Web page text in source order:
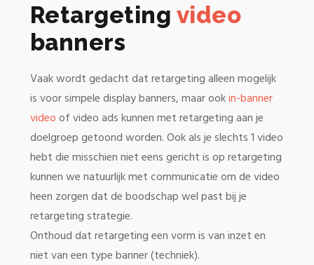
Retargeting video
banners
Vaak wordt gedacht dat retargeting alleen mogelijk
is voor simpele display banners, maar ookin-banner
videoof video ads kunnen met retargeting aan je
doelgroep getoond worden. Ook als je slechts 1 video
hebt die misschien niet eens gericht is op retargeting
kunnen we natuurlijk met communicatie om de video
heen zorgen dat de boodschap wel past bij je
retargeting strategie.
Onthoud dat retargeting een vorm is van inzet en
niet van een type banner (techniek).